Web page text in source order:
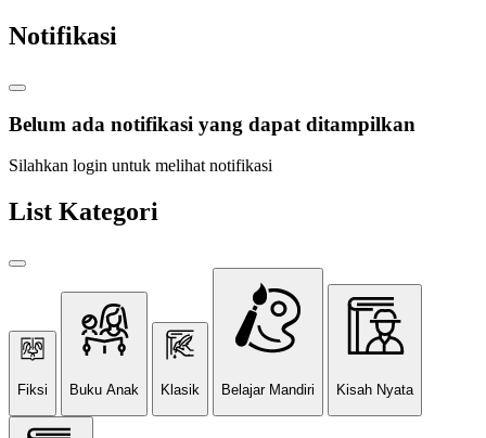
Notifikasi
Belum ada notifikasi yang dapat ditampilkan
Silahkan login untuk melihat notifikasi
List Kategori
Fiksi Buku Anak Klasik Belajar Mandiri Kisah Nyata